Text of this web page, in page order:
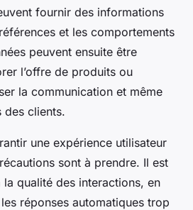
fournir des informations
et les comportements
peuvent ensuite être
l’offre de produits ou
la communication et même
des clients.
une expérience utilisateur
sont à prendre. Il est
qualité des interactions, en
réponses automatiques trop